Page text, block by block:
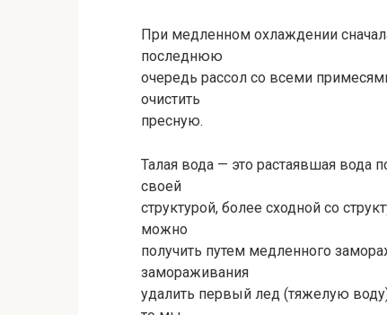
При медленном охлаждении
последнюю
очередь рассол со всеми
очистить
пресную.
Талая вода — это растаявшая вода
своей
структурой, более сходной со
можно
получить путем медленного
замораживания
удалить первый лед (тяжелую